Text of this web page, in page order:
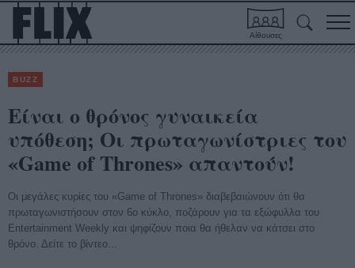
Αίθουσες
BUZZ
Είναι ο θρόνος γυναικεία
υπόθεση; Οι πρωταγωνίστριες του
«Game of Thrones» απαντούν!
Οι μεγάλες κυρίες του «Game of Thrones» διαβεβαιώνουν ότι θα
πρωταγωνιστήσουν στον 6ο κύκλο, ποζάρουν για τα εξώφυλλα του
Entertainment Weekly και ψηφίζουν ποια θα ήθελαν να κάτσει στο
θρόνο. Δείτε το βίντεο...